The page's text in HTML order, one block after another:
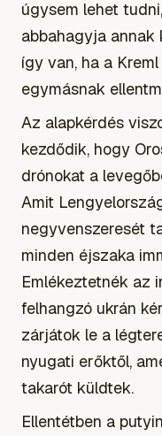
úgysem lehet
abbahagyja annak
így van, ha a
egymásnak
Az alapkérdés
kezdődik, hogy
drónokat a
Amit
negyvenszeresét
minden éjszaka
Emlékeztetnék az
felhangzó ukrán
zárjátok le a
nyugati erőktől,
takarót küldtek.
Ellentétben a